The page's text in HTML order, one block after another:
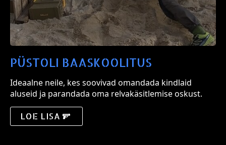
PÜSTOLI BAASKOOLITUS
Ideaalne neile, kes soovivad omandada kindlaid
aluseid ja parandada oma relvakäsitlemise oskust.
LOE LISA